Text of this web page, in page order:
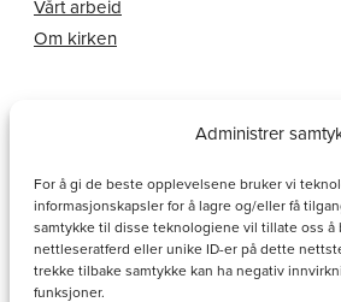
Administrer
For å gi de beste opplevelsene bruker vi
informasjonskapsler for å lagre og/eller få
samtykke til disse teknologiene vil tillate oss å
nettleseratferd eller unike ID-er på dette
trekke tilbake samtykke kan ha negativ
funksjoner.
Vårt arbeid
Om kirken